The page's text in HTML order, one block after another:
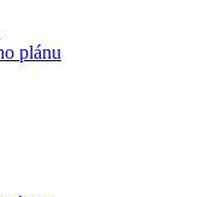
plánu